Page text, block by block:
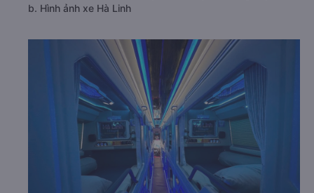
b. Hình ảnh xe Hà Linh